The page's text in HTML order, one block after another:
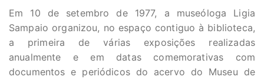
Em 10 de setembro de 1977, a museóloga Ligia
Sampaio organizou, no espaço contiguo à biblioteca,
a primeira de várias exposições realizadas
anualmente e em datas comemorativas com
documentos e periódicos do acervo do Museu de